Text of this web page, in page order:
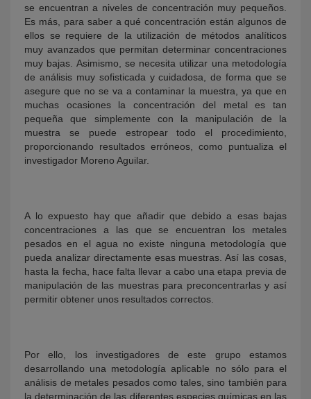
se encuentran a niveles de concentración muy pequeños.
Es más, para saber a qué concentración están algunos de
ellos se requiere de la utilización de métodos analíticos
muy avanzados que permitan determinar concentraciones
muy bajas. Asimismo, se necesita utilizar una metodología
de análisis muy sofisticada y cuidadosa, de forma que se
asegure que no se va a contaminar la muestra, ya que en
muchas ocasiones la concentración del metal es tan
pequeña que simplemente con la manipulación de la
muestra se puede estropear todo el procedimiento,
proporcionando resultados erróneos, como puntualiza el
investigador Moreno Aguilar.
A lo expuesto hay que añadir que debido a esas bajas
concentraciones a las que se encuentran los metales
pesados en el agua no existe ninguna metodología que
pueda analizar directamente esas muestras. Así las cosas,
hasta la fecha, hace falta llevar a cabo una etapa previa de
manipulación de las muestras para preconcentrarlas y así
permitir obtener unos resultados correctos.
Por ello, los investigadores de este grupo estamos
desarrollando una metodología aplicable no sólo para el
análisis de metales pesados como tales, sino también para
la determinación de las diferentes especies químicas en las